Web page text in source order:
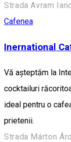
Strada Avram
Cafenea
Inernational
Vă așteptăm la
cocktailuri
ideal pentru o
prietenii.
Strada Márton